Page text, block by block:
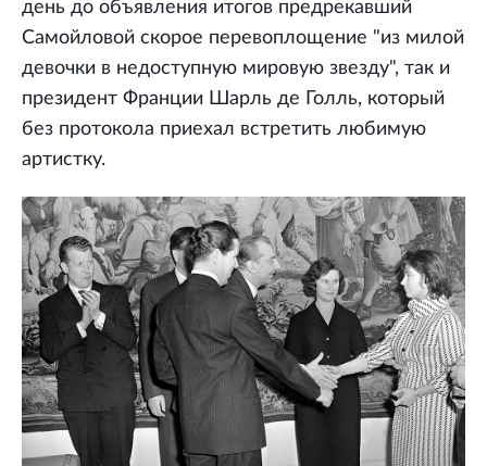
день до объявления итогов предрекавший
Самойловой скорое перевоплощение "из милой
девочки в недоступную мировую звезду", так и
президент Франции Шарль де Голль, который
без протокола приехал встретить любимую
артистку.